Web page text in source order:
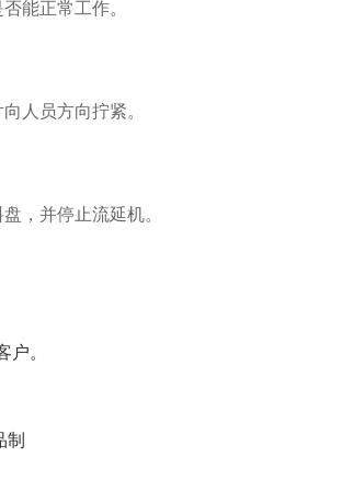
能正常工作。
人员方向拧紧。
，并停止流延机。
户。
制